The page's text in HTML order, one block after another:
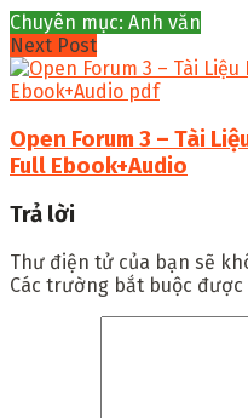
Chuyên mục: Anh văn
Next Post
Open Forum 3 – Tài
Full Ebook+Audio
Trả lời
Thư điện tử của bạn sẽ
Các trường bắt buộc